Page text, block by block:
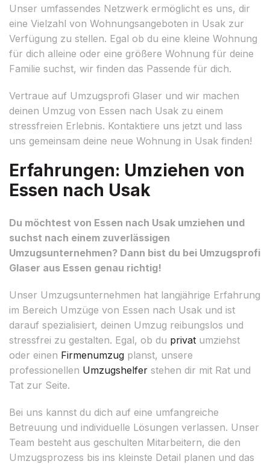
Unser umfassendes Netzwerk ermöglicht es uns, dir
eine Vielzahl von Wohnungsangeboten in Usak zur
Verfügung zu stellen. Egal ob du eine kleine Wohnung
für dich alleine oder eine größere Wohnung für deine
Familie suchst, wir finden das Passende für dich.
Vertraue auf Umzugsprofi Glaser und wir machen
deinen Umzug von Essen nach Usak zu einem
stressfreien Erlebnis. Kontaktiere uns jetzt und lass
uns gemeinsam deine neue Wohnung in Usak finden!
Erfahrungen: Umziehen von
Essen nach Usak
Du möchtest von Essen nach Usak umziehen und
suchst nach einem zuverlässigen
Umzugsunternehmen? Dann bist du bei Umzugsprofi
Glaser aus Essen genau richtig!
Unser Umzugsunternehmen hat langjährige Erfahrung
im Bereich Umzüge von Essen nach Usak und ist
darauf spezialisiert, deinen Umzug reibungslos und
stressfrei zu gestalten. Egal, ob du privat umziehst
oder einen Firmenumzug planst, unsere
professionellen Umzugshelfer stehen dir mit Rat und
Tat zur Seite.
Bei uns kannst du dich auf eine umfangreiche
Betreuung und individuelle Lösungen verlassen. Unser
Team besteht aus geschulten Mitarbeitern, die den
Umzugsprozess bis ins kleinste Detail planen und das